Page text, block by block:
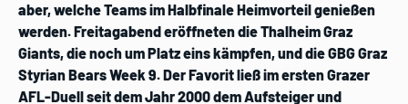
aber, welche Teams im Halbfinale Heimvorteil genießen
werden. Freitagabend eröffneten die Thalheim Graz
Giants, die noch um Platz eins kämpfen, und die GBG Graz
Styrian Bears Week 9. Der Favorit ließ im ersten Grazer
AFL-Duell seit dem Jahr 2000 dem Aufsteiger und